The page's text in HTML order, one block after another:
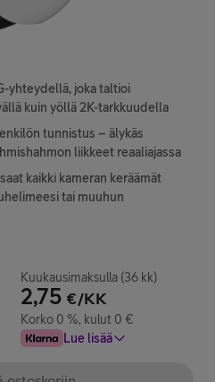
yhteydellä, joka taltioi
kuin yöllä 2K-tarkkuudella
tunnistus – älykäs
liikkeet reaaliajassa
kaikki kameran keräämät
tai muuhun
Kuukausimaksulla (36 kk)
2,75 €/KK
Korko 0 %, kulut 0 €
Lue lisää